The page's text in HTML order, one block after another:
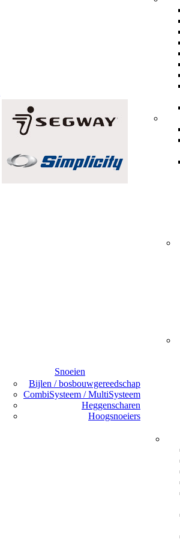
Snoeien
Bijlen / bosbouwgereedschap
CombiSysteem / MultiSysteem
Heggenscharen
Hoogsnoeiers